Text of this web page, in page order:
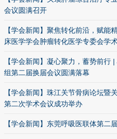
会议圆满召开
【学会新闻】聚焦转化前沿，赋
床医学学会肿瘤转化医学专委会学
【学会新闻】凝心聚力，蓄势前行
组第二届换届会议圆满落幕
【学会新闻】珠江关节骨病论坛暨
第二次学术会议成功举办
【学会新闻】东莞呼吸医联体第二